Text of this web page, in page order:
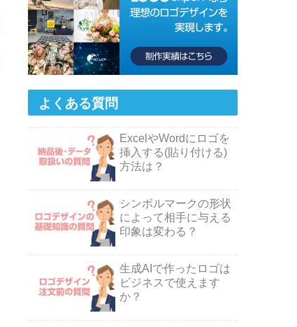
よくある質問
ExcelやWordにロゴを
挿入する(貼り付ける)
方法は？
シンボルマークの形状
によって相手に与える
印象は変わる？
生成AIで作ったロゴは
ビジネスで使えます
か？